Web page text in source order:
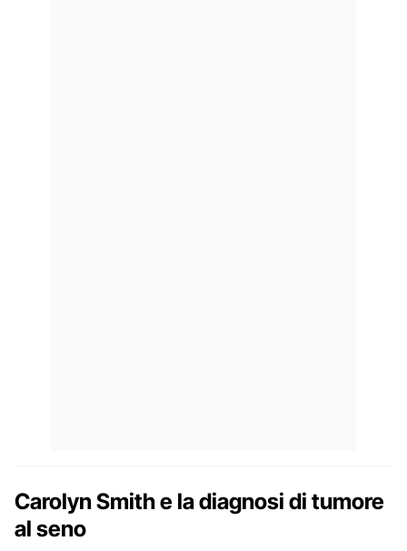
Carolyn Smith e la diagnosi di tumore
al seno